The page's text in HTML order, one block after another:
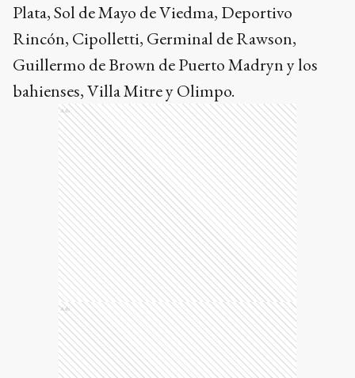
Plata, Sol de Mayo de Viedma, Deportivo
Rincón, Cipolletti, Germinal de Rawson,
Guillermo de Brown de Puerto Madryn y los
bahienses, Villa Mitre y Olimpo.
Ads
Ads